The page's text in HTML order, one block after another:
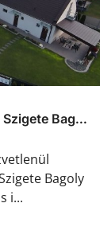
Bag...
Bagoly
i...